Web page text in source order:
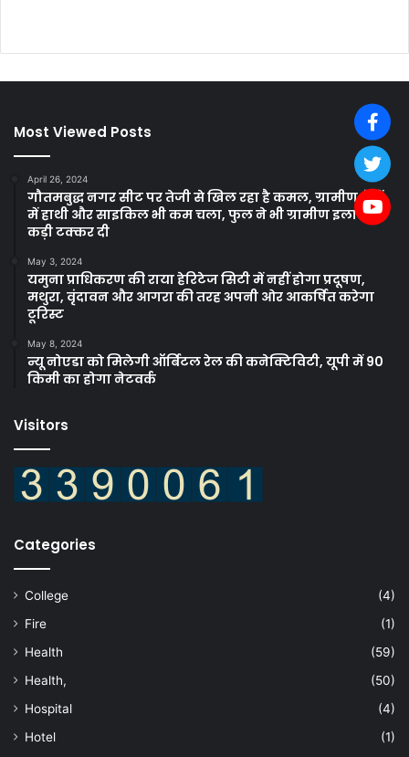
Most Viewed Posts
April 26, 2024
गौतमबुद्ध नगर सीट पर तेजी से खिल रहा है कमल, ग्रामीण क्षेत्रों
में हाथी और साइकिल भी कम चला, फुल ने भी ग्रामीण इलाकों में
कड़ी टक्कर दी
May 3, 2024
यमुना प्राधिकरण की राया हेरिटेज सिटी में नहीं होगा प्रदूषण,
मथुरा, वृंदावन और आगरा की तरह अपनी ओर आकर्षित करेगा
टूरिस्ट
May 8, 2024
न्यू नोएडा को मिलेगी ऑर्बिटल रेल की कनेक्टिविटी, यूपी में 90
किमी का होगा नेटवर्क
Visitors
Categories
College
(4)
Fire
(1)
Health
(59)
Health,
(50)
Hospital
(4)
Hotel
(1)